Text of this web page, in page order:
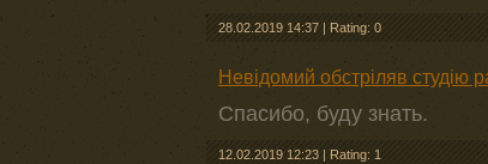
28.02.2019 14:37 | Rating: 0
Невідомий обстріляв студію
Спасибо, буду знать.
12.02.2019 12:23 | Rating: 1